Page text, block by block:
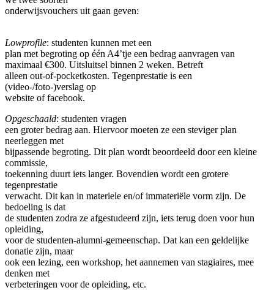
onderwijsvouchers uit gaan geven:
Lowprofile: studenten kunnen met een
plan met begroting op één A4’tje een bedrag aanvragen van
maximaal €300. Uitsluitsel binnen 2 weken. Betreft
alleen out-of-pocketkosten. Tegenprestatie is een
(video-/foto-)verslag op
website of facebook.
Opgeschaald: studenten vragen
een groter bedrag aan. Hiervoor moeten ze een steviger plan
neerleggen met
bijpassende begroting. Dit plan wordt beoordeeld door een kleine
commissie,
toekenning duurt iets langer. Bovendien wordt een grotere
tegenprestatie
verwacht. Dit kan in materiele en/of immateriële vorm zijn. De
bedoeling is dat
de studenten zodra ze afgestudeerd zijn, iets terug doen voor hun
opleiding,
voor de studenten-alumni-gemeenschap. Dat kan een geldelijke
donatie zijn, maar
ook een lezing, een workshop, het aannemen van stagiaires, mee
denken met
verbeteringen voor de opleiding, etc.